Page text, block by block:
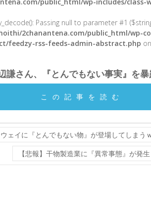
Passing null to parameter #1
2chanantena.com/public_html/wp-
feedzy-rss-feeds-admin-abstract.php
謙さん、『とんでもない事実』を
この記事を読む
ェイに『とんでもない物』が登場してしまう
【悲報】干物製造業に『異常事態』が発